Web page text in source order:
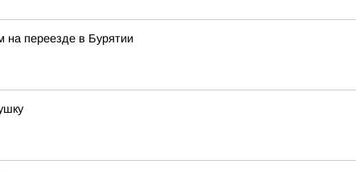
на переезде в Бурятии